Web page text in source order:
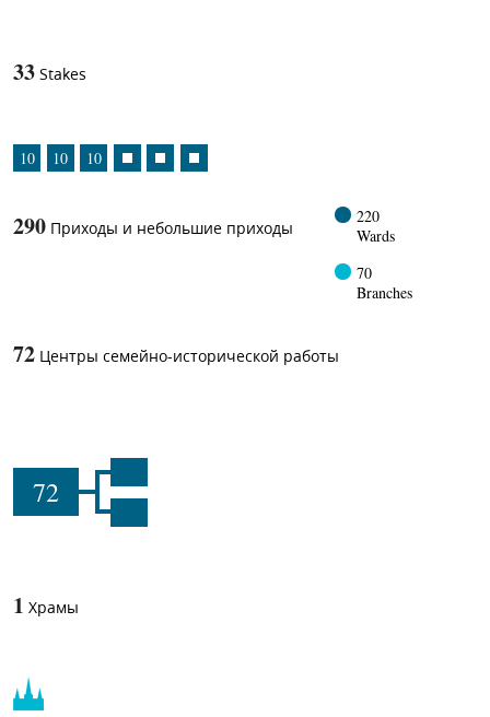
33 Stakes
10 10 10
290 Приходы и небольшие приходы
220
Wards
70
Branches
72 Центры семейно-исторической работы
72
1 Храмы